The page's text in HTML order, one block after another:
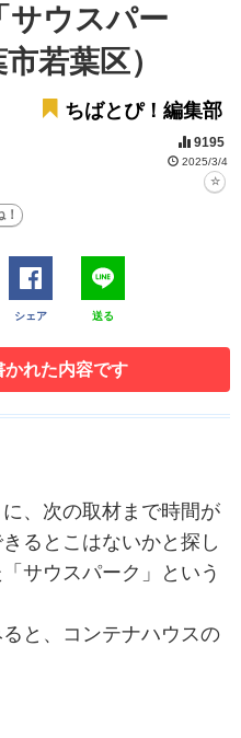
サウスパー
若葉区）
ちばとぴ！編集部
9195
2025/3/4
シェア 送る
かれた内容です
、次の取材まで時間が
るとこはないかと探し
サウスパーク」という
と、コンテナハウスの